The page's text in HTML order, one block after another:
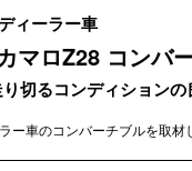
ィーラー車
マロZ28 コンバ
切るコンディションの
ー車のコンバーチブルを取材